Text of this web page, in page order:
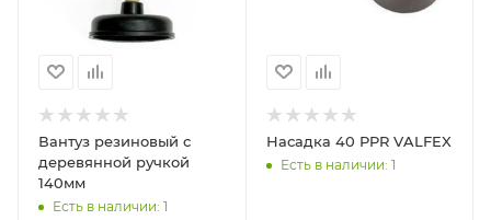
Вантуз резиновый с
деревянной ручкой
140мм
Есть в наличии: 1
Насадка 40 PPR VALFEX
Есть в наличии: 1